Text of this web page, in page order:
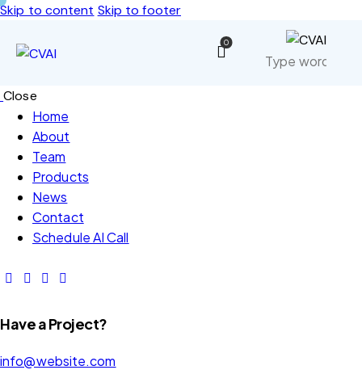
Skip to content Skip to footer
0
Close
Home
About
Team
Products
News
Contact
Schedule AI Call
Have a Project?
info@website.com